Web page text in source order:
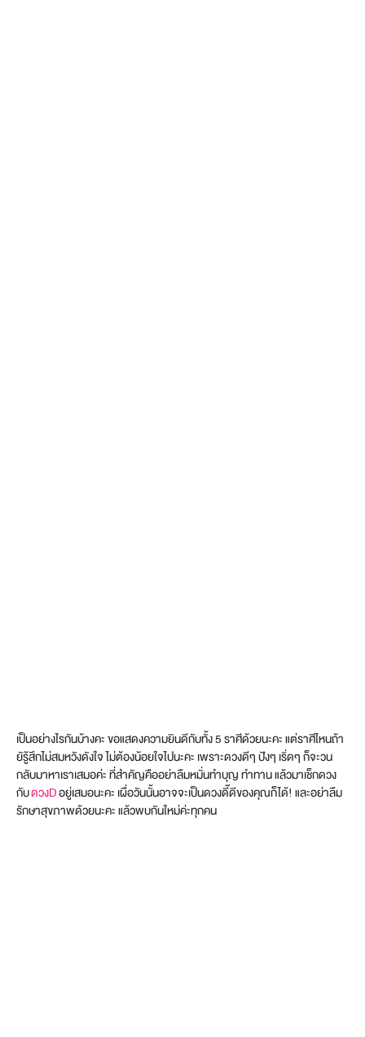
เป็นอย่างไรกันบ้างคะ ขอแสดงความยินดีกับทั้ง 5 ราศีด้วยนะคะ แต่ราศีไหนถ้า
ยัรู้สึกไม่สมหวังดังใจ ไม่ต้องน้อยใจไปนะคะ เพราะดวงดีๆ ปังๆ เริ่ดๆ ก็จะวน
กลับมาหาเราเสมอค่ะ ที่สำคัญคืออย่าลืมหมั่นทำบุญ ทำทาน แล้วมาเช็กดวง
กับดวงDอยู่เสมอนะคะ เผื่อวันนั้นอาจจะเป็นดวงดี๊ดีของคุณก็ได้! และอย่าลืม
รักษาสุขภาพด้วยนะคะ แล้วพบกันใหม่ค่ะทุกคน